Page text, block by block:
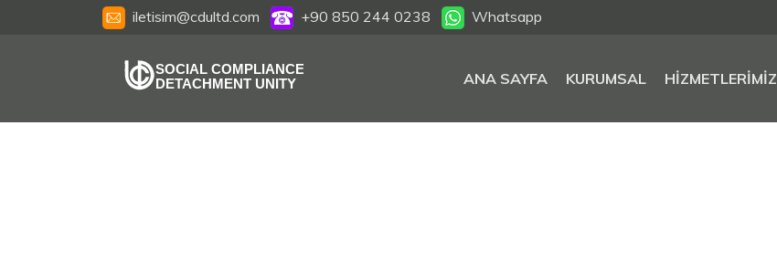
iletisim@cdultd.com +90 850 244 0238 Whatsapp
SOCIAL COMPLIANCE
DETACHMENT UNITY ANA SAYFA KURUMSAL HIZMETLERIMIZ